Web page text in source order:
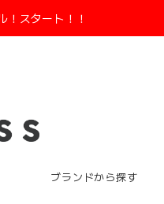
！スタート！！
ブランドから探す